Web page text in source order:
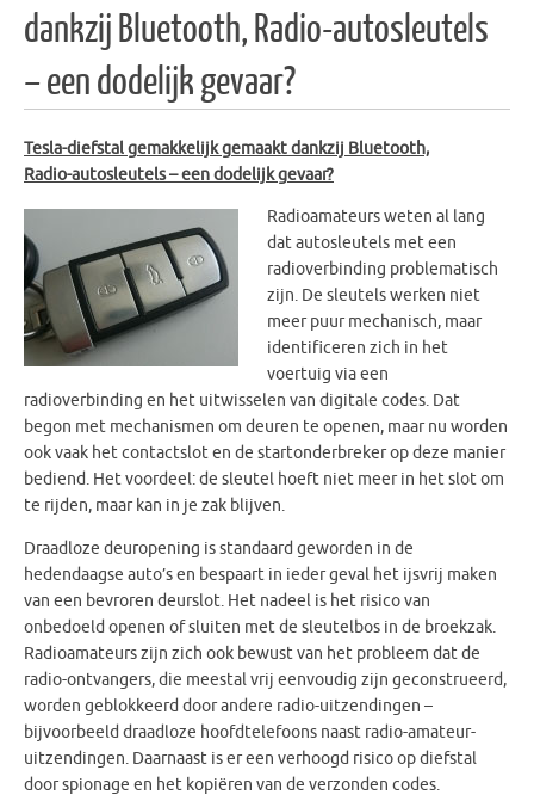
dankzij Bluetooth, Radio-autosleutels
– een dodelijk gevaar?
Tesla-diefstal gemakkelijk gemaakt dankzij Bluetooth,
Radio-autosleutels – een dodelijk gevaar?
Radioamateurs weten al lang
dat autosleutels met een
radioverbinding problematisch
zijn. De sleutels werken niet
meer puur mechanisch, maar
identificeren zich in het
voertuig via een
radioverbinding en het uitwisselen van digitale codes. Dat
begon met mechanismen om deuren te openen, maar nu worden
ook vaak het contactslot en de startonderbreker op deze manier
bediend. Het voordeel: de sleutel hoeft niet meer in het slot om
te rijden, maar kan in je zak blijven.
Draadloze deuropening is standaard geworden in de
hedendaagse auto’s en bespaart in ieder geval het ijsvrij maken
van een bevroren deurslot. Het nadeel is het risico van
onbedoeld openen of sluiten met de sleutelbos in de broekzak.
Radioamateurs zijn zich ook bewust van het probleem dat de
radio-ontvangers, die meestal vrij eenvoudig zijn geconstrueerd,
worden geblokkeerd door andere radio-uitzendingen –
bijvoorbeeld draadloze hoofdtelefoons naast radio-amateur-
uitzendingen. Daarnaast is er een verhoogd risico op diefstal
door spionage en het kopiëren van de verzonden codes.